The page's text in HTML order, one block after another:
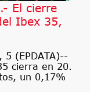
El cierre
Ibex 35,
5 (EPDATA)--
cierra en 20.
un 0,17%